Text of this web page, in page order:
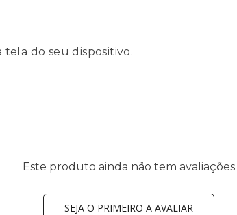
do seu dispositivo.
Este produto ainda não tem avaliações
SEJA O PRIMEIRO A AVALIAR